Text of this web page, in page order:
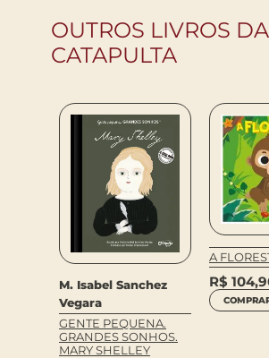
OUTROS LIVROS DA
CATAPULTA
M. Isabel Sanchez
Vegara
GENTE PEQUENA.
GRANDES SONHOS.
MARY SHELLEY
A
R$